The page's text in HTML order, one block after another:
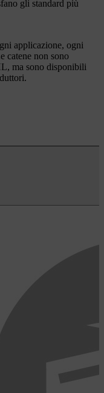
gli standard più
applicazione, ogni
catene non sono
ma sono disponibili